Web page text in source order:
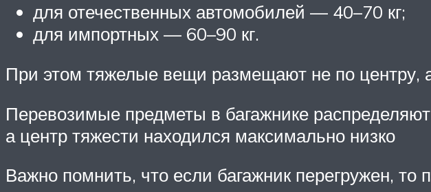
для отечественных автомобилей — 40–70 кг;
для импортных — 60–90 кг.
При этом тяжелые вещи размещают не по центру,
Перевозимые предметы в багажнике
а центр тяжести находился максимально низко
Важно помнить, что если багажник перегружен,